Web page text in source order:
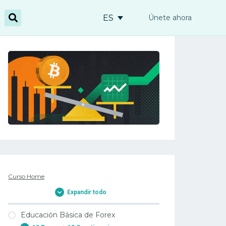
ES Únete ahora
2. Forex técnica de negociación, los principios y
Curso Home
Expandir todo
Educación Básica de Forex